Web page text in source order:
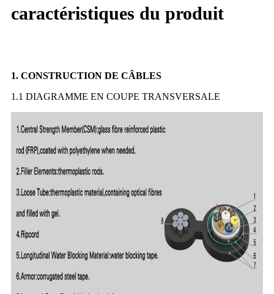
caractéristiques du produit
1. CONSTRUCTION DE CÂBLES
1.1 DIAGRAMME EN COUPE TRANSVERSALE